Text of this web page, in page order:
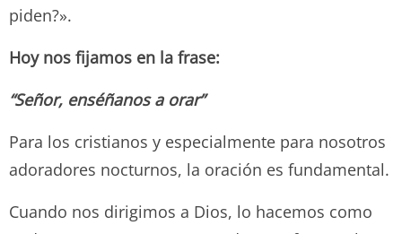
piden?».
Hoy nos fijamos en la frase:
“Señor, enséñanos a orar”
Para los cristianos y especialmente para nosotros
adoradores nocturnos, la oración es fundamental.
Cuando nos dirigimos a Dios, lo hacemos como